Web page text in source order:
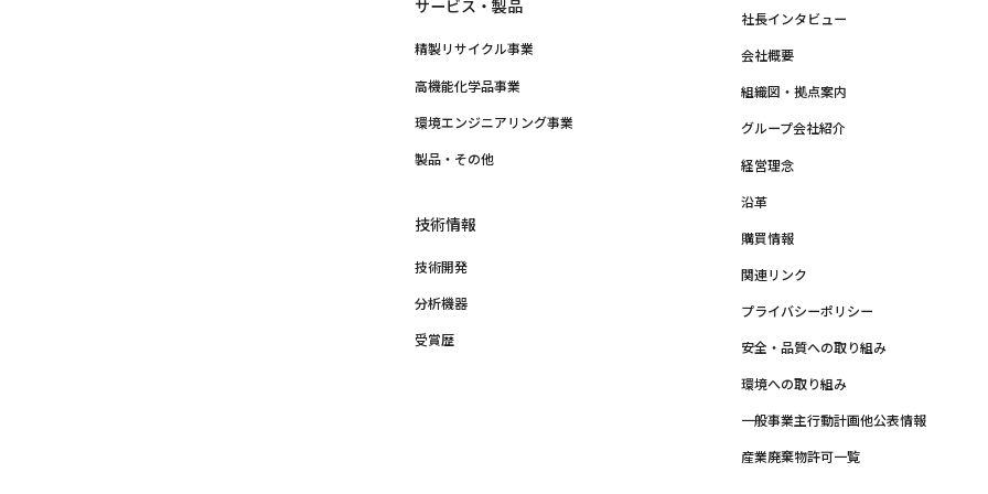
サービス・製品
精製リサイクル事業
高機能化学品事業
環境エンジニアリング事業
製品・その他
技術情報
技術開発
分析機器
受賞歴
社長インタビュー
会社概要
組織図・拠点案内
グループ会社紹介
経営理念
沿革
購買情報
関連リンク
プライバシーポリシー
安全・品質への取り組み
環境への取り組み
一般事業主行動計画他公表情報
産業廃棄物許可一覧